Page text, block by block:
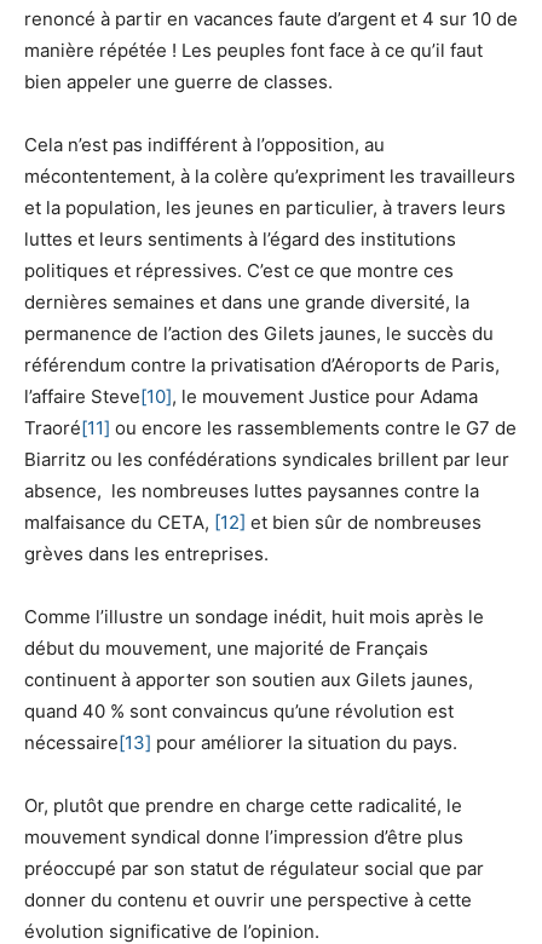
renoncé à partir en vacances faute d’argent et 4 sur 10 de
manière répétée ! Les peuples font face à ce qu’il faut
bien appeler une guerre de classes.
Cela n’est pas indifférent à l’opposition, au
mécontentement, à la colère qu’expriment les travailleurs
et la population, les jeunes en particulier, à travers leurs
luttes et leurs sentiments à l’égard des institutions
politiques et répressives. C’est ce que montre ces
dernières semaines et dans une grande diversité, la
permanence de l’action des Gilets jaunes, le succès du
référendum contre la privatisation d’Aéroports de Paris,
l’affaire Steve[10], le mouvement Justice pour Adama
Traoré[11] ou encore les rassemblements contre le G7 de
Biarritz ou les confédérations syndicales brillent par leur
absence, les nombreuses luttes paysannes contre la
malfaisance du CETA, [12] et bien sûr de nombreuses
grèves dans les entreprises.
Comme l’illustre un sondage inédit, huit mois après le
début du mouvement, une majorité de Français
continuent à apporter son soutien aux Gilets jaunes,
quand 40 % sont convaincus qu’une révolution est
nécessaire[13] pour améliorer la situation du pays.
Or, plutôt que prendre en charge cette radicalité, le
mouvement syndical donne l’impression d’être plus
préoccupé par son statut de régulateur social que par
donner du contenu et ouvrir une perspective à cette
évolution significative de l’opinion.